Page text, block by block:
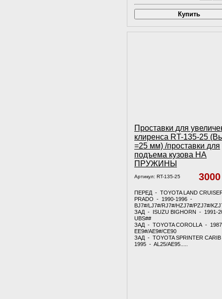
Купить
Проставки для
клиренса RT-135-25
=25 мм) /проставки для
подъема кузова НА
ПРУЖИНЫ
Артикул: RT-135-25
ПЕРЕД - TOYOTA LAND
PRADO - 1990-1996 -
BJ7#/LJ7#/RJ7#/HZJ7#/PZJ7#/
ЗАД - ISUZU BIGHORN - 1991-
UBS##
ЗАД - TOYOTA COROLLA -
EE9#/AE9#/CE90
ЗАД - TOYOTA SPRINTER
1995 - AL25/AE95.....